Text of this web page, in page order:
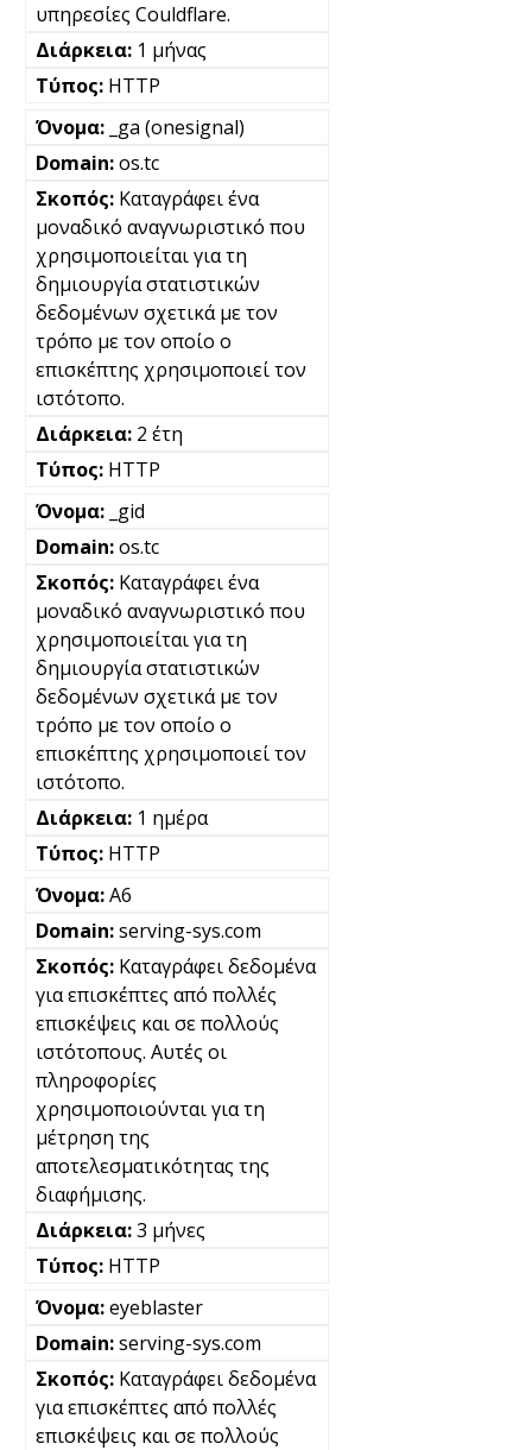
υπηρεσίες Couldflare.
1 μήνας
HTTP
_ga (onesignal)
os.tc
Καταγράφει ένα
μοναδικό αναγνωριστικό που
χρησιμοποιείται για τη
δημιουργία στατιστικών
δεδομένων σχετικά με τον
τρόπο με τον οποίο ο
επισκέπτης χρησιμοποιεί τον
ιστότοπο.
2 έτη
HTTP
_gid
os.tc
Καταγράφει ένα
μοναδικό αναγνωριστικό που
χρησιμοποιείται για τη
δημιουργία στατιστικών
δεδομένων σχετικά με τον
τρόπο με τον οποίο ο
επισκέπτης χρησιμοποιεί τον
ιστότοπο.
1 ημέρα
HTTP
A6
serving-sys.com
Καταγράφει δεδομένα
για επισκέπτες από πολλές
επισκέψεις και σε πολλούς
ιστότοπους. Αυτές οι
πληροφορίες
χρησιμοποιούνται για τη
μέτρηση της
αποτελεσματικότητας της
διαφήμισης.
3 μήνες
HTTP
eyeblaster
serving-sys.com
Καταγράφει δεδομένα
για επισκέπτες από πολλές
επισκέψεις και σε πολλούς